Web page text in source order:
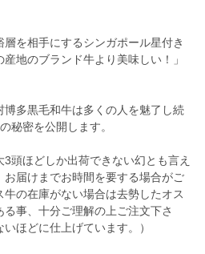
を相手にするシンガポール星付き
地のブランド牛より美味しい！」
多黒毛和牛は多くの人を魅了し続
秘密を公開します。
頭ほどしか出荷できない幻とも言え
お届けまでお時間を要する場合がご
の在庫がない場合は去勢したオス
事、十分ご理解の上ご注文下さ
ほどに仕上げています。）